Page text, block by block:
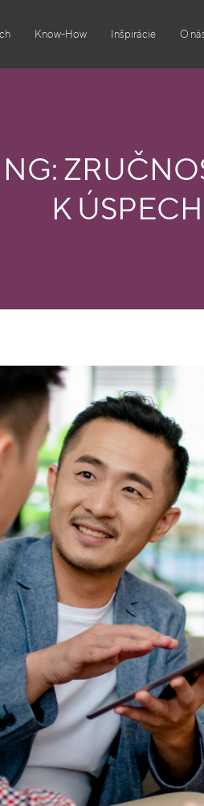
Know-How Inšpirácie O
K